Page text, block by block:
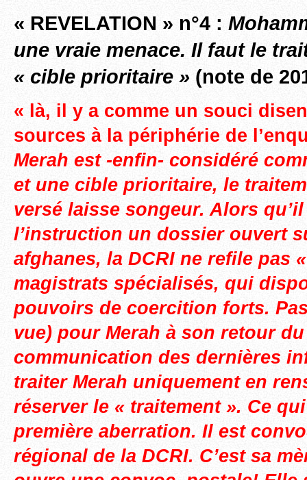
« REVELATION » n°4 :
une vraie menace. Il faut le
« cible prioritaire » (note de
« là, il y a comme un souci
sources à la périphérie de
Merah est -enfin- considéré
et une cible prioritaire, le
versé laisse songeur. Alors
l’instruction un dossier ouvert
afghanes, la DCRI ne refile pas
magistrats spécialisés, qui
pouvoirs de coercition forts.
vue) pour Merah à son retour
communication des dernières
traiter Merah uniquement en
réserver le « traitement ». Ce
première aberration. Il est
régional de la DCRI. C’est sa